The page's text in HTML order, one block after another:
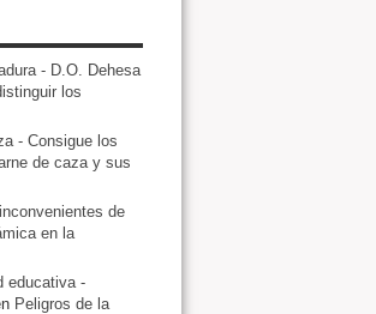
- D.O. Dehesa
los
- Consigue los
de caza y sus
de
en la
educativa -
Peligros de la